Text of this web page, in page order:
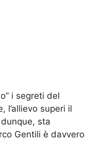
i segreti del
l’allievo superi il
sta
Gentili è davvero